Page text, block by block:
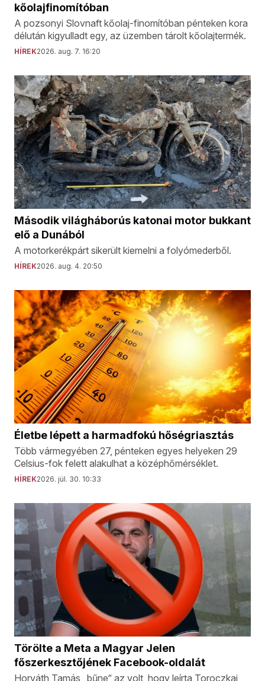
kőolajfinomítóban
A pozsonyi Slovnaft kőolaj-finomítóban pénteken kora
délután kigyulladt egy, az üzemben tárolt kőolajtermék.
HÍREK2026. aug. 7. 16:20
Második világháborús katonai motor bukkant
elő a Dunából
A motorkerékpárt sikerült kiemelni a folyómederből.
HÍREK2026. aug. 4. 20:50
Életbe lépett a harmadfokú hőségriasztás
Több vármegyében 27, pénteken egyes helyeken 29
Celsius-fok felett alakulhat a középhőmérséklet.
HÍREK2026. júl. 30. 10:33
Törölte a Meta a Magyar Jelen
főszerkesztőjének Facebook-oldalát
Horváth Tamás „bűne“ az volt, hogy leírta Toroczkai